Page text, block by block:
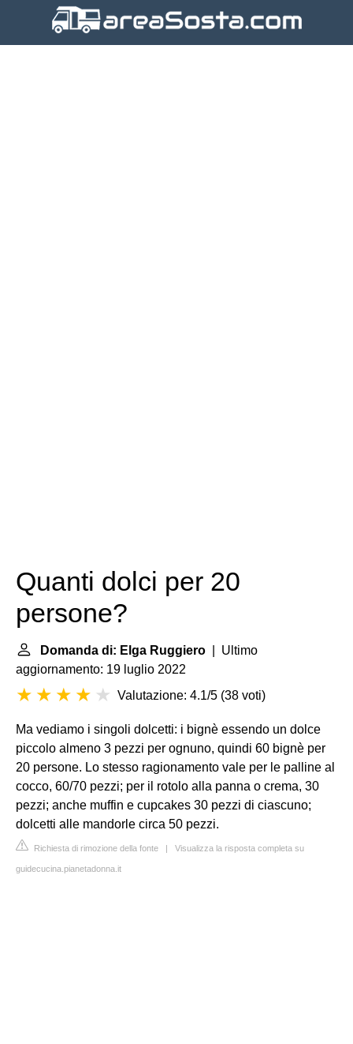
Quanti dolci per 20
persone?
Domanda di: Elga Ruggiero | Ultimo
aggiornamento: 19 luglio 2022
Valutazione: 4.1/5 (38 voti)
Ma vediamo i singoli dolcetti: i bignè essendo un dolce
piccolo almeno 3 pezzi per ognuno, quindi 60 bignè per
20 persone. Lo stesso ragionamento vale per le palline al
cocco, 60/70 pezzi; per il rotolo alla panna o crema, 30
pezzi; anche muffin e cupcakes 30 pezzi di ciascuno;
dolcetti alle mandorle circa 50 pezzi.
Richiesta di rimozione della fonte | Visualizza la risposta completa su
guidecucina.pianetadonna.it